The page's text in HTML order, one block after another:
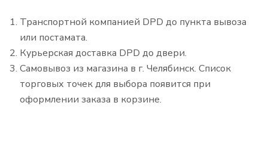
Транспортной компанией DPD до пункта вывоза
или постамата.
Курьерская доставка DPD до двери.
Самовывоз из магазина в г. Челябинск. Список
торговых точек для выбора появится при
оформлении заказа в корзине.